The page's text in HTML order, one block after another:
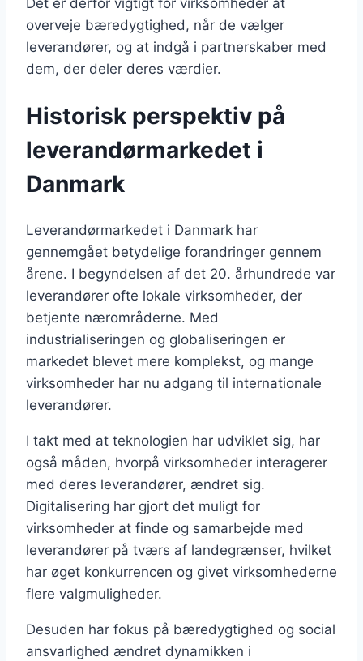
overveje bæredygtighed, når de vælger
leverandører, og at indgå i partnerskaber med
dem, der deler deres værdier.
Historisk perspektiv på
leverandørmarkedet i
Danmark
Leverandørmarkedet i Danmark har
gennemgået betydelige forandringer gennem
årene. I begyndelsen af det 20. århundrede var
leverandører ofte lokale virksomheder, der
betjente nærområderne. Med
industrialiseringen og globaliseringen er
markedet blevet mere komplekst, og mange
virksomheder har nu adgang til internationale
leverandører.
I takt med at teknologien har udviklet sig, har
også måden, hvorpå virksomheder interagerer
med deres leverandører, ændret sig.
Digitalisering har gjort det muligt for
virksomheder at finde og samarbejde med
leverandører på tværs af landegrænser, hvilket
har øget konkurrencen og givet virksomhederne
flere valgmuligheder.
Desuden har fokus på bæredygtighed og social
ansvarlighed ændret dynamikken i